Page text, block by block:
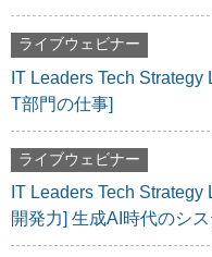
ライブウェビナー
IT Leaders Tech
T部門の仕事]
ライブウェビナー
IT Leaders Tech
開発力] 生成AI時代のシ